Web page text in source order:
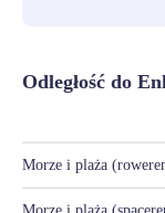
Odległość do
Morze i plaża